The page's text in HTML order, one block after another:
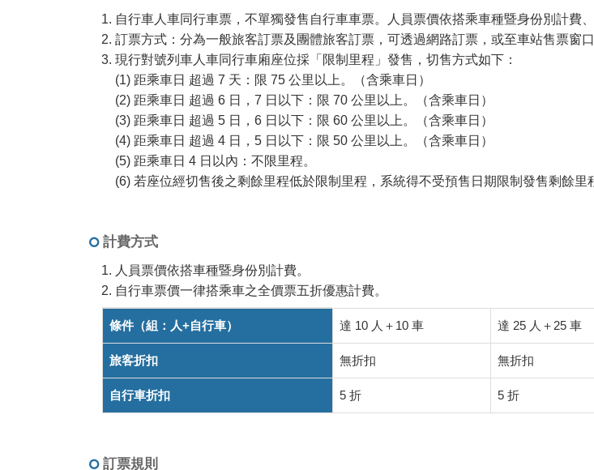
自行車人車同行車票，不單獨發售自行車車票。人員票價依搭乘車種暨身份別計費
訂票方式：分為一般旅客訂票及團體旅客訂票，可透過網路訂票，或至車站售票窗
現行對號列車人車同行車廂座位採「限制里程」發售，切售方式如下：
(1) 距乘車日 超過 7 天：限 75 公里以上。（含乘車日）
(2) 距乘車日 超過 6 日，7 日以下：限 70 公里以上。（含乘車日）
(3) 距乘車日 超過 5 日，6 日以下：限 60 公里以上。（含乘車日）
(4) 距乘車日 超過 4 日，5 日以下：限 50 公里以上。（含乘車日）
(5) 距乘車日 4 日以內：不限里程。
(6) 若座位經切售後之剩餘里程低於限制里程，系統得不受預售日期限制發售剩餘里
計費方式
人員票價依搭車種暨身份別計費。
自行車票價一律搭乘車之全價票五折優惠計費。
兩
鐵
列
車
計
費
條件（組：人+自行車） 達 10 人＋10 車 達 25 人＋25 車
旅客折扣 無折扣 無折扣
自行車折扣 5 折 5 折
訂票規則